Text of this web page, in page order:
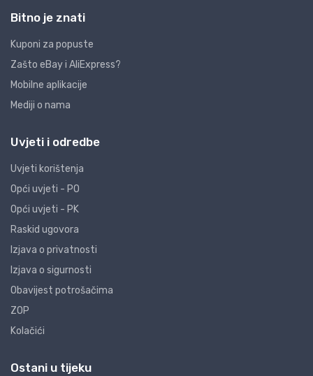
Bitno je znati
Kuponi za popuste
Zašto eBay i AliExpress?
Mobilne aplikacije
Mediji o nama
Uvjeti i odredbe
Uvjeti korištenja
Opći uvjeti - PO
Opći uvjeti - PK
Raskid ugovora
Izjava o privatnosti
Izjava o sigurnosti
Obavijest potrošačima
ZOP
Kolačići
Ostani u tijeku